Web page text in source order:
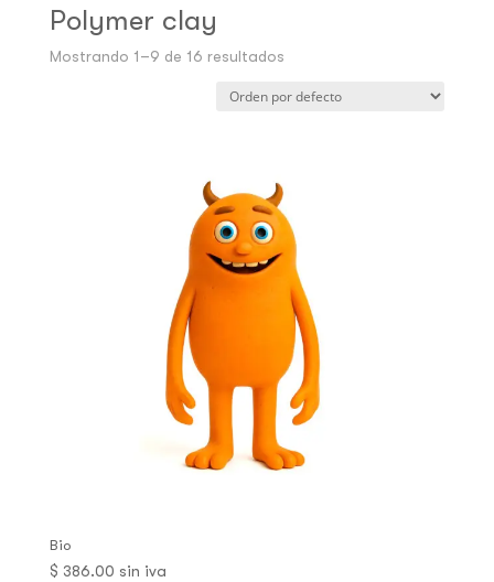
Polymer clay
Mostrando 1–9 de 16 resultados
Bio
$ 386.00 sin iva